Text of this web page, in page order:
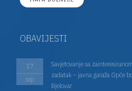
OBAVIJESTI
17
srp
Savjetovanje sa
zadatak – javna garaža Opće
Bjelovar